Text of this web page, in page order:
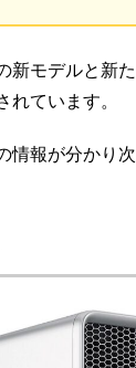
新モデルと新
れています。
情報が分かり